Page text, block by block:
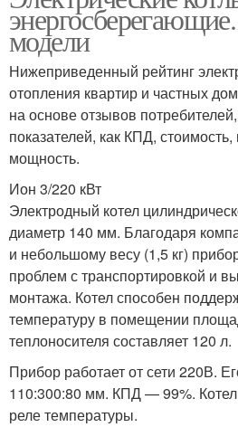
модели
Нижеприведенный рейтинг
отопления квартир и частных
на основе отзывов
показателей, как КПД,
мощность.
Ион 3/220 кВт
Электродный котел
диаметр 140 мм. Благодаря
и небольшому весу (1,5 кг)
проблем с транспортировкой и
монтажа. Котел способен
температуру в помещении
теплоносителя составляет 120 л.
Прибор работает от сети 220В.
110:300:80 мм. КПД — 99%.
реле температуры.